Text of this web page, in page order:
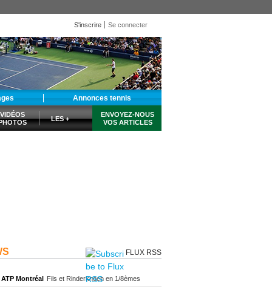
S'inscrire Se connecter
Annonces tennis
VIDÉOS
LES +
ENVOYEZ-NOUS
VOS ARTICLES
FLUX RSS
ATP Montréal Fils et Rinderknech en 1/8èmes